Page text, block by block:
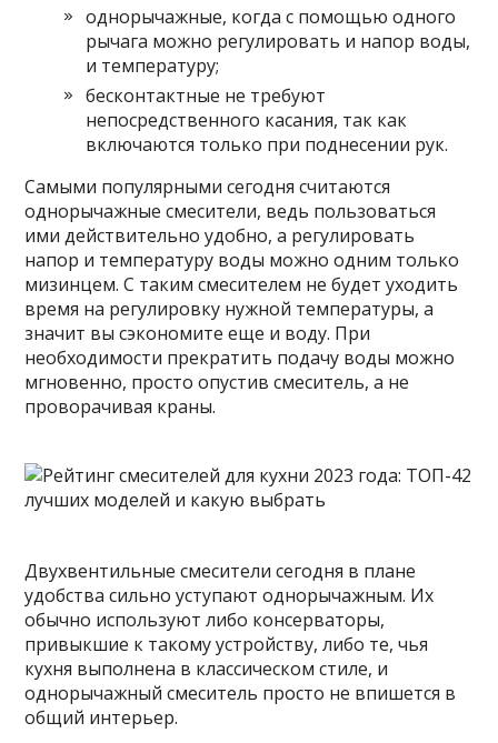
однорычажные, когда с помощью одного
рычага можно регулировать и напор воды,
и температуру;
бесконтактные не требуют
непосредственного касания, так как
включаются только при поднесении рук.
Самыми популярными сегоднясчитаются
однорычажные смесители, ведь пользоваться
ими действительно удобно, а регулировать
напор и температуру воды можно одним только
мизинцем. С таким смесителем не будет уходить
время на регулировку нужной температуры, а
значит вы сэкономите еще и воду. При
необходимости прекратить подачу воды можно
мгновенно, просто опустив смеситель, а не
проворачивая краны.
Двухвентильные смесители сегодня в плане
удобства сильно уступают однорычажным. Их
обычно используют либо консерваторы,
привыкшие к такому устройству, либо те, чья
кухня выполнена в классическом стиле, и
однорычажный смеситель просто не впишется в
общий интерьер.